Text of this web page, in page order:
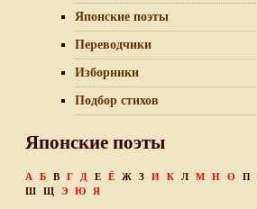
Японские поэты
Переводчики
Изборники
Подбор стихов
Японские поэты
А Б В Г Д Е Ё Ж З И К Л М Н О П
Ш
Щ Э Ю Я